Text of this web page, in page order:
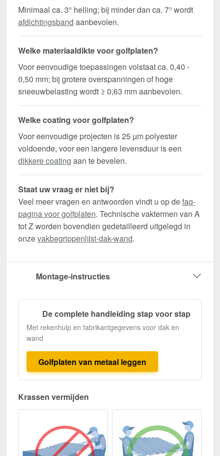
Minimaal ca. 3° helling; bij minder dan ca. 7° wordt
afdichtingsband aanbevolen.
Welke materiaaldikte voor golfplaten?
Voor eenvoudige toepassingen volstaat ca. 0,40 -
0,50 mm; bij grotere overspanningen of hoge
sneeuwbelasting wordt ≥ 0,63 mm aanbevolen.
Welke coating voor golfplaten?
Voor eenvoudige projecten is 25 µm polyester
voldoende, voor een langere levensduur is een
dikkere coating aan te bevelen.
Staat uw vraag er niet bij?
Veel meer vragen en antwoorden vindt u op defaq-
pagina voor golfplaten. Technische vaktermen van A
tot Z worden bovendien gedetailleerd uitgelegd in
onzevakbegrippenlijst-dak-wand.
Montage-instructies
De complete handleiding stap voor stap
Met rekenhulp en fabrikantgegevens voor dak en
wand
Golfplaten van metaal leggen
Krassen vermijden